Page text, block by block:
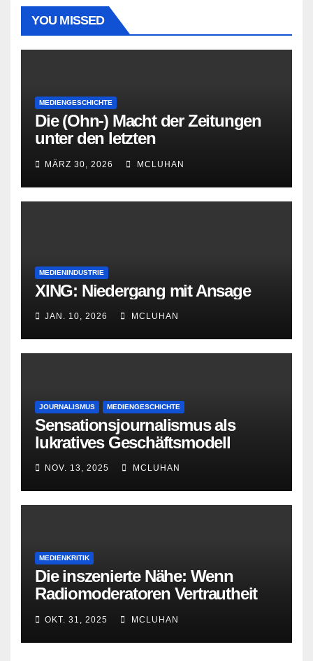
YOU MISSED
MEDIENGESCHICHTE
Die (Ohn-) Macht der Zeitungen
unter den letzten
Bourbonenkönigen
MÄRZ 30, 2026 MCLUHAN
MEDIENINDUSTRIE
XING: Niedergang mit Ansage
JAN. 10, 2026 MCLUHAN
JOURNALISMUS MEDIENGESCHICHTE
Sensationsjournalismus als
lukratives Geschäftsmodell
NOV. 13, 2025 MCLUHAN
MEDIENKRITIK
Die inszenierte Nähe: Wenn
Radiomoderatoren Vertrautheit
OKT. 31, 2025 MCLUHAN